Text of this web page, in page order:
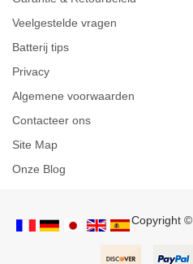
Veelgestelde vragen
Batterij tips
Privacy
Algemene voorwaarden
Contacteer ons
Site Map
Onze Blog
Copyright